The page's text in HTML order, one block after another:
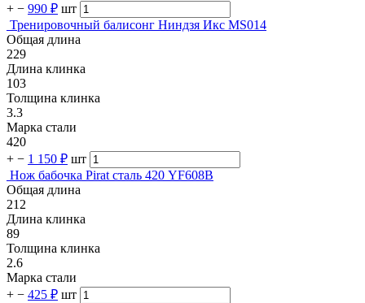
+ − 990 ₽ шт
Тренировочный балисонг Ниндзя Икс MS014
Общая длина
229
Длина клинка
103
Толщина клинка
3.3
Марка стали
420
+ − 1 150 ₽ шт
Нож бабочка Pirat сталь 420 YF608B
Общая длина
212
Длина клинка
89
Толщина клинка
2.6
Марка стали
+ − 425 ₽ шт